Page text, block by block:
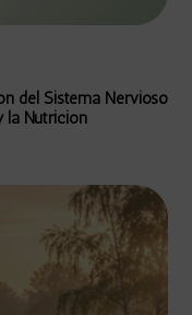
del Sistema Nervioso
la Nutrición